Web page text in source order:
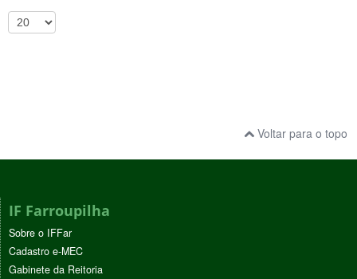
Voltar para o topo
IF Farroupilha
Sobre o IFFar
Cadastro e-MEC
Gabinete da Reitoria